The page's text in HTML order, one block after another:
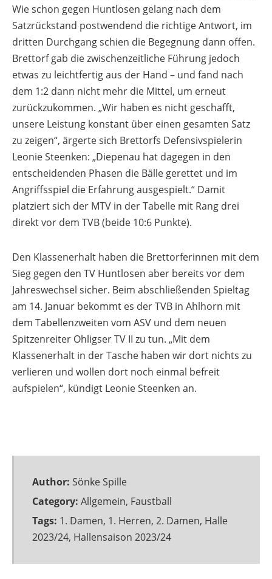
Wie schon gegen Huntlosen gelang nach dem
Satzrückstand postwendend die richtige Antwort, im
dritten Durchgang schien die Begegnung dann offen.
Brettorf gab die zwischenzeitliche Führung jedoch
etwas zu leichtfertig aus der Hand – und fand nach
dem 1:2 dann nicht mehr die Mittel, um erneut
zurückzukommen. „Wir haben es nicht geschafft,
unsere Leistung konstant über einen gesamten Satz
zu zeigen“, ärgerte sich Brettorfs Defensivspielerin
Leonie Steenken: „Diepenau hat dagegen in den
entscheidenden Phasen die Bälle gerettet und im
Angriffsspiel die Erfahrung ausgespielt.“ Damit
platziert sich der MTV in der Tabelle mit Rang drei
direkt vor dem TVB (beide 10:6 Punkte).
Den Klassenerhalt haben die Brettorferinnen mit dem
Sieg gegen den TV Huntlosen aber bereits vor dem
Jahreswechsel sicher. Beim abschließenden Spieltag
am 14. Januar bekommt es der TVB in Ahlhorn mit
dem Tabellenzweiten vom ASV und dem neuen
Spitzenreiter Ohligser TV II zu tun. „Mit dem
Klassenerhalt in der Tasche haben wir dort nichts zu
verlieren und wollen dort noch einmal befreit
aufspielen“, kündigt Leonie Steenken an.
Author: Sönke Spille
Category: Allgemein, Faustball
Tags: 1. Damen, 1. Herren, 2. Damen, Halle
2023/24, Hallensaison 2023/24